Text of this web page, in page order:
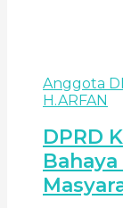
Anggota
H.ARFAN
DPRD